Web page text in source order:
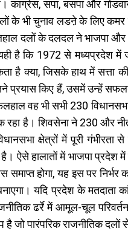
सपा, बसपा और
के भी चुनाव लडऩे के लिए कमर
दलों के दलदल ने भाजपा और
है कि 1972 से मध्यप्रदेश
है क्या, जिसके हाथ में सत्ता
प्रयास किए हैं, उसमें उन्हें
वह भी सभी 230
रहा है। शिवसेना ने 230 और
क्षेत्रों में पूरी
ऐसे हालातों में भाजपा प्रदेश में
होगा, यह इस पर
यदि प्रदेश के
ढर्रे में आमूल-चूल
जो पारंपरिक राजनीतिक